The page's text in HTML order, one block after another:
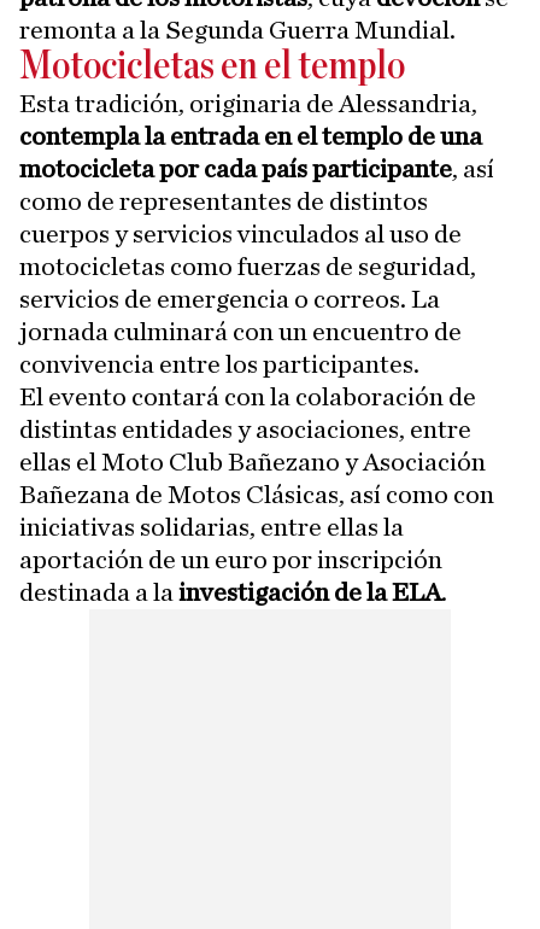
remonta a la Segunda Guerra Mundial.
Motocicletas en el templo
Esta tradición, originaria de Alessandria,
contempla la entrada en el templo de una
motocicleta por cada país participante, así
como de representantes de distintos
cuerpos y servicios vinculados al uso de
motocicletas como fuerzas de seguridad,
servicios de emergencia o correos. La
jornada culminará con un encuentro de
convivencia entre los participantes.
El evento contará con la colaboración de
distintas entidades y asociaciones, entre
ellas el Moto Club Bañezano y Asociación
Bañezana de Motos Clásicas, así como con
iniciativas solidarias, entre ellas la
aportación de un euro por inscripción
destinada a la investigación de la ELA.